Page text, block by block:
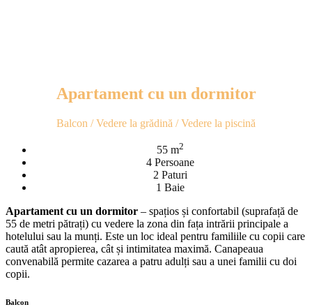
Apartament cu un dormitor
Balcon / Vedere la grădină / Vedere la piscină
55 m2
4 Persoane
2 Paturi
1 Baie
Apartament cu un dormitor – spațios și confortabil (suprafață de
55 de metri pătrați) cu vedere la zona din fața intrării principale a
hotelului sau la munți. Este un loc ideal pentru familiile cu copii care
caută atât apropierea, cât și intimitatea maximă. Canapeaua
convenabilă permite cazarea a patru adulți sau a unei familii cu doi
copii.
Balcon